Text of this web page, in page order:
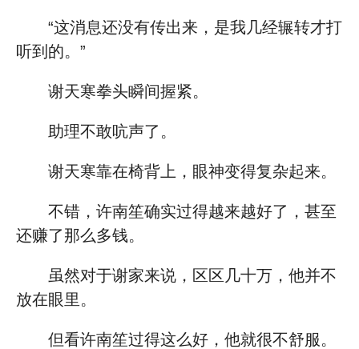
“这消息还没有传出来，是我几经辗转才打
听到的。”
谢天寒拳头瞬间握紧。
助理不敢吭声了。
谢天寒靠在椅背上，眼神变得复杂起来。
不错，许南笙确实过得越来越好了，甚至
还赚了那么多钱。
虽然对于谢家来说，区区几十万，他并不
放在眼里。
但看许南笙过得这么好，他就很不舒服。